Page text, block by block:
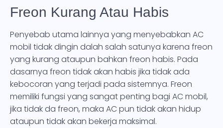
Freon Kurang Atau Habis
Penyebab utama lainnya yang menyebabkan AC
mobil tidak dingin dalah salah satunya karena freon
yang kurang ataupun bahkan freon habis. Pada
dasarnya freon tidak akan habis jika tidak ada
kebocoran yang terjadi pada sistemnya. Freon
memiliki fungsi yang sangat penting bagi AC mobil,
jika tidak da freon, maka AC pun tidak akan hidup
ataupun tidak akan bekerja maksimal.